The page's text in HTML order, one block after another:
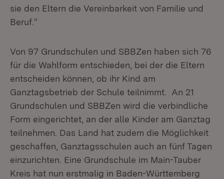
sie den Eltern die Vereinbarkeit von Familie und
Beruf.“
Von 97 Grundschulen und SBBZen haben sich 76
für die Wahlform entschieden, bei der die Eltern
entscheiden können, ob ihr Kind am
Ganztagsbetrieb der Schule teilnimmt. An 21
Grundschulen und SBBZen wird die verbindliche
Form eingerichtet, an der alle Kinder am Ganztag
teilnehmen. Das Land hat zudem die Möglichkeit
geschaffen, Ganztagsschulen auch an fünf Tagen
einzurichten. Eine Grundschule im Main-Tauber
Kreis hat nun erstmalig in Baden-Württemberg